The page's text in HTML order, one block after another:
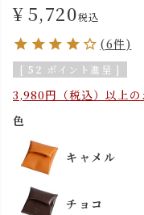
¥5,720税込
(6件)
[ 52 ポイント進呈 ]
3,980円（税込）以上
色
キャメル
チョコ